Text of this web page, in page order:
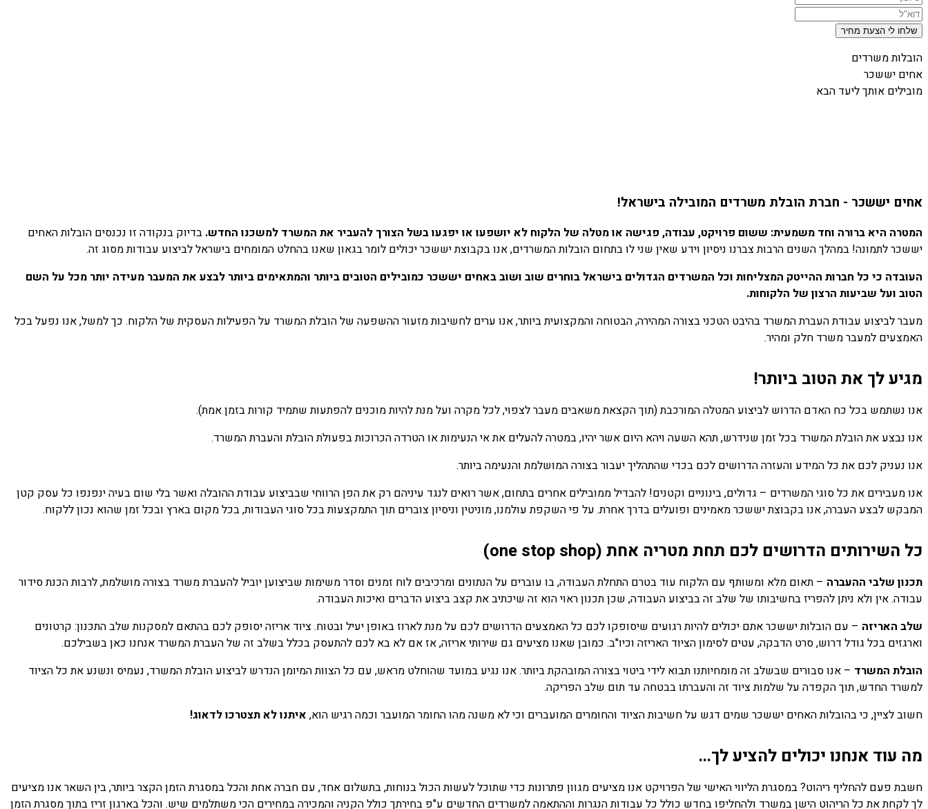
שלחו לי הצעת מחיר
הובלות משרדים
אחים יששכר
מובילים אותך ליעד הבא
אחים יששכר - חברת הובלת משרדים המובילה בישראל!
המטרה היא ברורה וחד משמעית: ששום פרויקט, עבודה, פגישה או מטלה של הלקוח לא יושפעו או יפגעו בשל הצורך להעביר את המשרד למשכנו החדש. בדיוק בנקודה זו נכנסים הובלות האחים
יששכר לתמונה! במהלך השנים הרבות צברנו ניסיון וידע שאין שני לו בתחום הובלות המשרדים, אנו בקבוצת יששכר יכולים לומר בגאון שאנו בהחלט המומחים בישראל לביצוע עבודות מסוג זה.
העובדה כי כל חברות ההייטק המצליחות וכל המשרדים הגדולים בישראל בוחרים שוב ושוב באחים יששכר כמובילים הטובים ביותר והמתאימים ביותר לבצע את המעבר מעידה יותר מכל על השם
הטוב ועל שביעות הרצון של הלקוחות.
מעבר לביצוע עבודת העברת המשרד בהיבט הטכני בצורה המהירה, הבטוחה והמקצועית ביותר, אנו ערים לחשיבות מזעור ההשפעה של הובלת המשרד על הפעילות העסקית של הלקוח. כך למשל, אנו נפעל בכל
האמצעים למעבר משרד חלק ומהיר.
מגיע לך את הטוב ביותר!
אנו נשתמש בכל כח האדם הדרוש לביצוע המטלה המורכבת (תוך הקצאת משאבים מעבר לצפוי, לכל מקרה ועל מנת להיות מוכנים להפתעות שתמיד קורות בזמן אמת).
אנו נבצע את הובלת המשרד בכל זמן שנידרש, תהא השעה ויהא היום אשר יהיו, במטרה להעלים את אי הנעימות או הטרדה הכרוכות בפעולת הובלת והעברת המשרד.
אנו נעניק לכם את כל המידע והעזרה הדרושים לכם בכדי שהתהליך יעבור בצורה המושלמת והנעימה ביותר.
אנו מעבירים את כל סוגי המשרדים – גדולים, בינוניים וקטנים! להבדיל ממובילים אחרים בתחום, אשר רואים לנגד עיניהם רק את הפן הרווחי שבביצוע עבודת ההובלה ואשר בלי שום בעיה ינפנפו כל עסק קטן
המבקש לבצע העברה, אנו בקבוצת יששכר מאמינים ופועלים בדרך אחרת. על פי השקפת עולמנו, מוניטין וניסיון צוברים תוך התמקצעות בכל סוגי העבודות, בכל מקום בארץ ובכל זמן שהוא נכון ללקוח.
כל השירותים הדרושים לכם תחת מטריה אחת (one stop shop)
תכנון שלבי ההעברה – תאום מלא ומשותף עם הלקוח עוד בטרם התחלת העבודה, בו עוברים על הנתונים ומרכיבים לוח זמנים וסדר משימות שביצוען יוביל להעברת משרד בצורה מושלמת, לרבות הכנת סידור
עבודה. אין ולא ניתן להפריז בחשיבותו של שלב זה בביצוע העבודה, שכן תכנון ראוי הוא זה שיכתיב את קצב ביצוע הדברים ואיכות העבודה.
שלב האריזה – עם הובלות יששכר אתם יכולים להיות רגועים שיסופקו לכם כל האמצעים הדרושים לכם על מנת לארוז באופן יעיל ובטוח. ציוד אריזה יסופק לכם בהתאם למסקנות שלב התכנון: קרטונים
וארגזים בכל גודל דרוש, סרט הדבקה, עטים לסימון הציוד האריזה וכיו"ב. כמובן שאנו מציעים גם שירותי אריזה, אז אם לא בא לכם להתעסק בכלל בשלב זה של העברת המשרד אנחנו כאן בשבילכם.
הובלת המשרד – אנו סבורים שבשלב זה מומחיותנו תבוא לידי ביטוי בצורה המובהקת ביותר. אנו נגיע במועד שהוחלט מראש, עם כל הצוות המיומן הנדרש לביצוע הובלת המשרד, נעמיס ונשנע את כל הציוד
למשרד החדש, תוך הקפדה על שלמות ציוד זה והעברתו בבטחה עד תום שלב הפריקה.
חשוב לציין, כי בהובלות האחים יששכר שמים דגש על חשיבות הציוד והחומרים המועברים וכי לא משנה מהו החומר המועבר וכמה רגיש הוא, איתנו לא תצטרכו לדאוג!
מה עוד אנחנו יכולים להציע לך...
חשבת פעם להחליף ריהוט? במסגרת הליווי האישי של הפרויקט אנו מציעים מגוון פתרונות כדי שתוכל לעשות הכול בנוחות, בתשלום אחד, עם חברה אחת והכל במסגרת הזמן הקצר ביותר, בין השאר אנו מציעים
לך לקחת את כל הריהוט הישן במשרד ולהחליפו בחדש כולל כל עבודות הנגרות וההתאמה למשרדים החדשים ע"פ בחירתך כולל הקניה והמכירה במחירים הכי משתלמים שיש. והכל בארגון זריז בתוך מסגרת הזמן